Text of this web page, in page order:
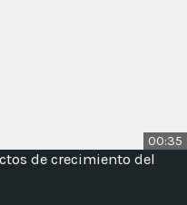
00:35
de crecimiento del